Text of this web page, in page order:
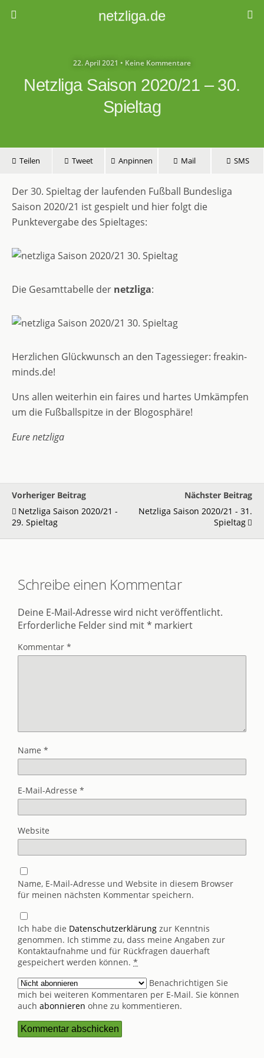
netzliga.de
22. April 2021 • Keine Kommentare
Netzliga Saison 2020/21 – 30.
Spieltag
Teilen Tweet Anpinnen Mail SMS
Der 30. Spieltag der laufenden Fußball Bundesliga
Saison 2020/21 ist gespielt und hier folgt die
Punktevergabe des Spieltages:
Die Gesamttabelle der netzliga:
Herzlichen Glückwunsch an den Tagessieger: freakin-
minds.de!
Uns allen weiterhin ein faires und hartes Umkämpfen
um die Fußballspitze in der Blogosphäre!
Eure netzliga
Vorheriger Beitrag
Netzliga Saison 2020/21 -
29. Spieltag
Nächster Beitrag
Netzliga Saison 2020/21 - 31.
Spieltag
Schreibe einen Kommentar
Deine E-Mail-Adresse wird nicht veröffentlicht.
Erforderliche Felder sind mit* markiert
Kommentar *
Name *
E-Mail-Adresse *
Website
Name, E-Mail-Adresse und Website in diesem Browser
für meinen nächsten Kommentar speichern.
Ich habe die Datenschutzerklärung zur Kenntnis
genommen. Ich stimme zu, dass meine Angaben zur
Kontaktaufnahme und für Rückfragen dauerhaft
gespeichert werden können. *
Benachrichtigen Sie
mich bei weiteren Kommentaren per E-Mail. Sie können
auch abonnieren ohne zu kommentieren.